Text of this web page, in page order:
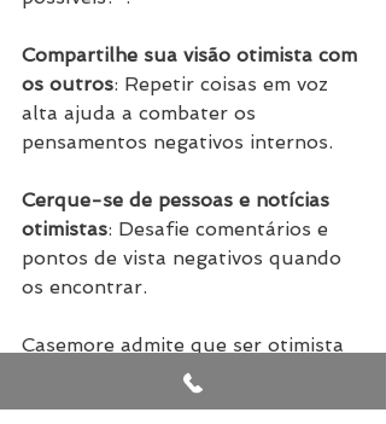
Compartilhe sua visão otimista com
os outros: Repetir coisas em voz
alta ajuda a combater os
pensamentos negativos internos.
Cerque-se de pessoas e notícias
otimistas: Desafie comentários e
pontos de vista negativos quando
os encontrar.
Casemore admite que ser otimista
é desafiador, mas os benefícios de